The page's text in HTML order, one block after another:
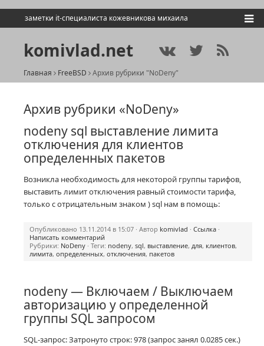
заметки it-специалиста кожевникова михаила
komivlad.net
Главная FreeBSD Архив рубрики "NoDeny"
Архив рубрики «NoDeny»
nodeny sql выставление лимита
отключения для клиентов
определенных пакетов
Возникла необходимость для некоторой группы тарифов,
выставить лимит отключения равный стоимости тарифа,
только с отрицательным знаком ) sql нам в помощь:
Опубликовано 13.11.2014 в 15:07 · Автор komivlad · Ссылка ·
Написать комментарий
Рубрики: NoDeny · Теги: nodeny, sql, выставление, для, клиентов,
лимита, определенных, отключения, пакетов
nodeny — Включаем / Выключаем
авторизацию у определенной
группы SQL запросом
SQL-запрос: Затронуто строк: 978 (запрос занял 0.0285 сек.)